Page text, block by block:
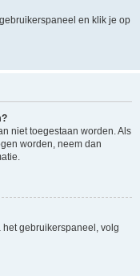
en klik je op
niet toegestaan worden. Als
worden, neem dan
gebruikerspaneel, volg